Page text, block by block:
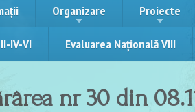
Organizare Proiecte
IV-VI Evaluarea Națională VIII
Consiliul de Administrație Ședințe consiliu
nr 30 din